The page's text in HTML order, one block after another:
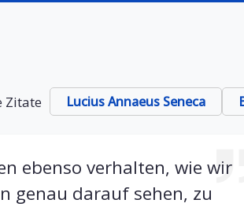
Zitate Lucius Annaeus Seneca
ebenso verhalten, wie wir
genau darauf sehen, zu